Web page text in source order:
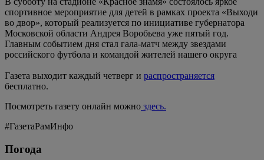
спортивное мероприятие для детей в рамках проекта «Выходи
во двор», который реализуется по инициативе губернатора
Московской области Андрея Воробьева уже пятый год.
Главным событием дня стал гала-матч между звездами
российского футбола и командой жителей нашего округа
Газета выходит каждый четверг и распространяется
бесплатно.
Посмотреть газету онлайн можно здесь.
#ГазетаРамИнфо
Погода